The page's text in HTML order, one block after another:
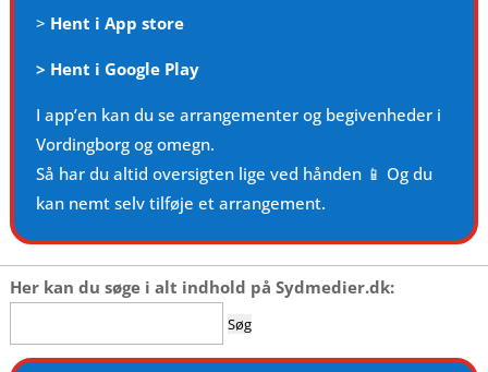
> Hent i App store
> Hent i Google Play
I app’en kan du se arrangementer og begivenheder i
Vordingborg og omegn.
Så har du altid oversigten lige ved hånden 📱 Og du
kan nemt selv tilføje et arrangement.
Her kan du søge i alt indhold på Sydmedier.dk:
efter: